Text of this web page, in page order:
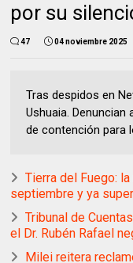
por su
47 04 noviembre 2025
Tras despidos en
Ushuaia. Denuncian
de contención para
Tierra del Fuego:
septiembre y ya
Tribunal de
el Dr. Rubén Rafael
Milei reitera